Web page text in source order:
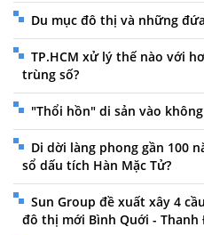
Du mục đô thị và những
TP.HCM xử lý thế nào với
trùng số?
"Thổi hồn" di sản vào
Di dời làng phong gần 100
sổ dấu tích Hàn Mặc Tử?
Sun Group đề xuất xây 4
đô thị mới Bình Quới - Thanh